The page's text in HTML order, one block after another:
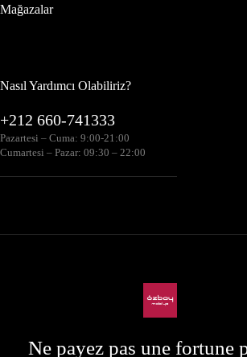
Mağazalar
Nasıl Yardımcı Olabiliriz?
+212 660-741333
Pazartesi – Cuma: 9:00-21:00
Cumartesi – Pazar: 09:30 – 22:00
Ne payez pas une fortune